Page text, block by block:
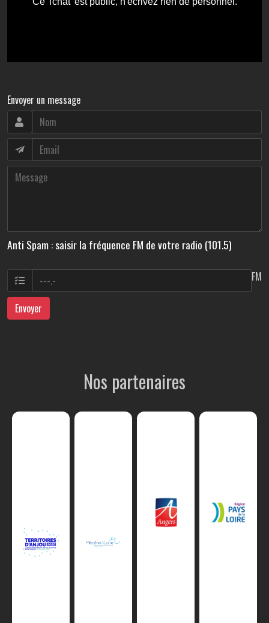
Envoyer un message
Anti Spam : saisir la fréquence FM de votre radio (101.5)
FM
Envoyer
Nos partenaires